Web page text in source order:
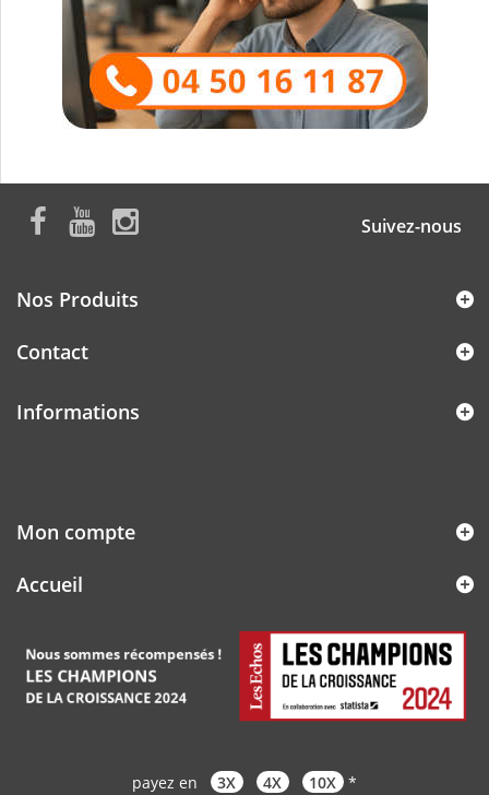
Suivez-nous
Nos Produits
Contact
Informations
Mon compte
Accueil
payez en 3X 4X 10X *